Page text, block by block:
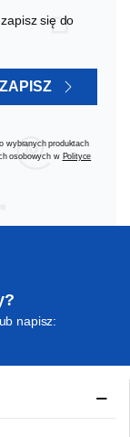
się do
ZAPISZ
wybranych produktach
osobowych w Polityce
napisz: